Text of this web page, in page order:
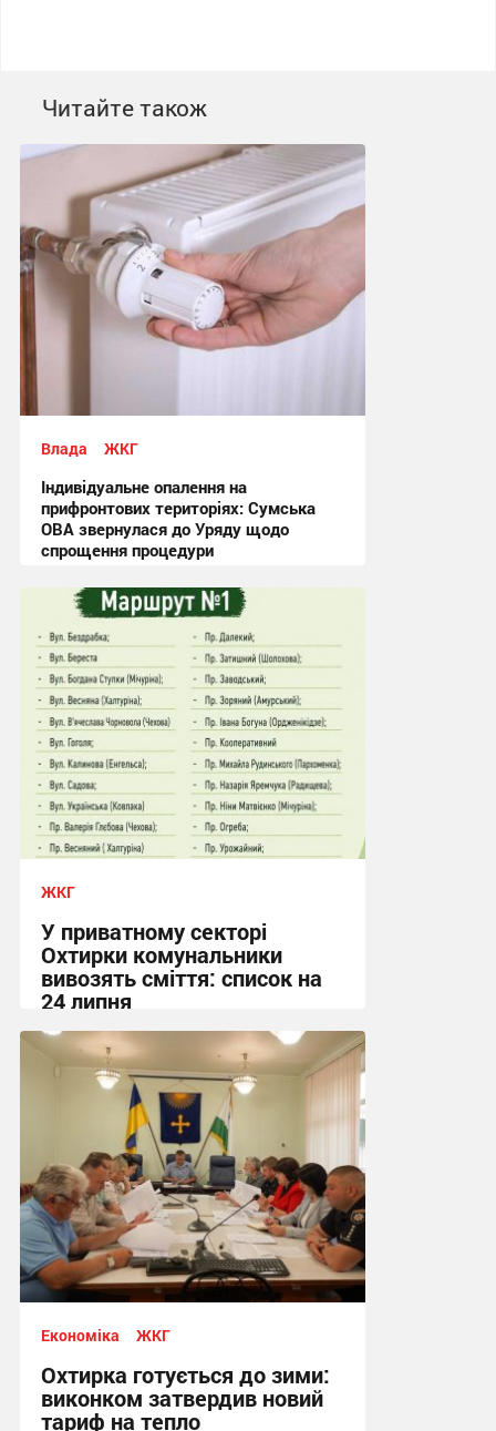
Читайте також
Влада ЖКГ
Індивідуальне опалення на
прифронтових територіях: Сумська
ОВА звернулася до Уряду щодо
спрощення процедури
09:03, 4.08.2026
ЖКГ
У приватному секторі
Охтирки комунальники
вивозять сміття: список на
24 липня
20:58, 23.07.2026
Економіка ЖКГ
Охтирка готується до зими:
виконком затвердив новий
тариф на тепло